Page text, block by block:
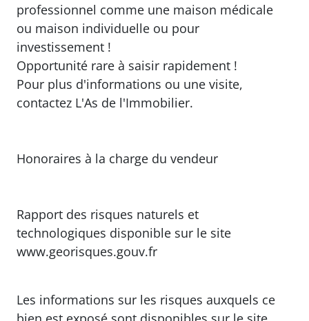
professionnel comme une maison médicale
ou maison individuelle ou pour
investissement !
Opportunité rare à saisir rapidement !
Pour plus d'informations ou une visite,
contactez L'As de l'Immobilier.
Honoraires à la charge du vendeur
Rapport des risques naturels et
technologiques disponible sur le site
www.georisques.gouv.fr
Les informations sur les risques auxquels ce